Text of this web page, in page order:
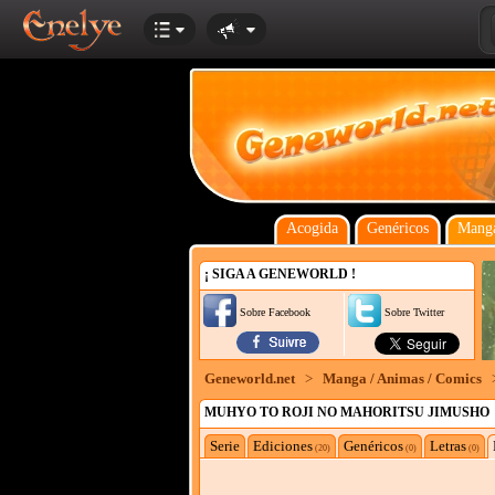
Acogida Genéricos
¡ SIGA A GENEWORLD !
Sobre Facebook Sobre Twitter
Geneworld.net > Manga / Animas / Comics
MUHYO TO ROJI NO MAHORITSU JIMUSHO
Serie Ediciones(20) Genéricos(0) Letras(0)